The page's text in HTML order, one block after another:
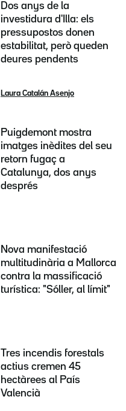
Dos anys de la
investidura d'Illa: els
pressupostos donen
estabilitat, però queden
deures pendents
Laura Catalán Asenjo
Puigdemont mostra
imatges inèdites del seu
retorn fugaç a
Catalunya, dos anys
després
Nova manifestació
multitudinària a Mallorca
contra la massificació
turística: "Sóller, al límit"
Tres incendis forestals
actius cremen 45
hectàrees al País
Valencià